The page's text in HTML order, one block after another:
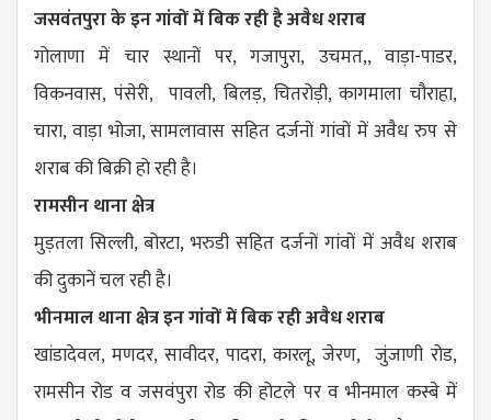
जसवंतपुरा के इन गांवों में बिक रही है अवैध शराब
गोलाणा में चार स्थानों पर, गजापुरा, उचमत,, वाड़ा-पाडर,
विकनवास, पंसेरी, पावली, बिलड़, चितरोड़ी, कागमाला चौराहा,
चारा, वाड़ा भोजा, सामलावास सहित दर्जनों गांवों में अवैध रुप से
शराब की बिक्री हो रही है।
रामसीन थाना क्षेत्र
मुड़तला सिल्ली, बोरटा, भरुडी सहित दर्जनों गांवों में अवैध शराब
की दुकानें चल रही है।
भीनमाल थाना क्षेत्र इन गांवों में बिक रही अवैध शराब
खांडादेवल, मणदर, सावीदर, पादरा, कारलू, जेरण, जुंजाणी रोड,
रामसीन रोड व जसवंपुरा रोड की होटले पर व भीनमाल कस्बे में